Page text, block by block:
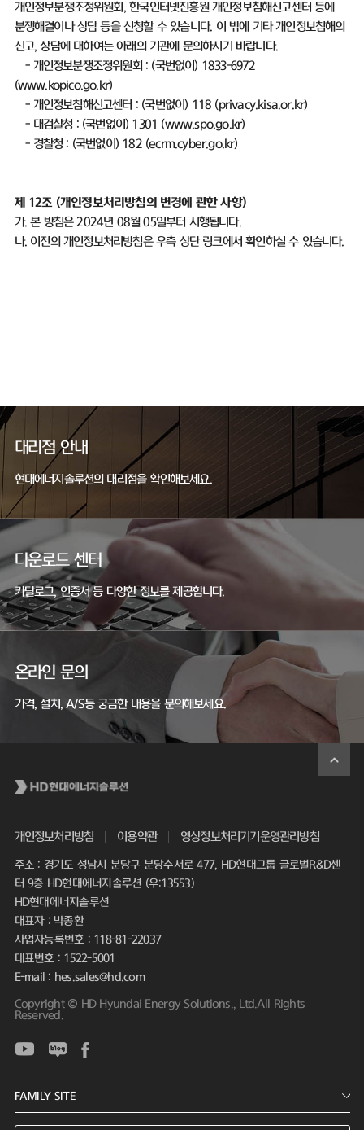
개인정보분쟁조정위원회 ,한국인터넷진흥원 개인정보침해신고센터 등에
분쟁해결이나 상담 등을 신청할 수 있습니다. 이 밖에 기타 개인정보침해의
신고,상담에 대하여는 아래의 기관에 문의하시기 바랍니다.
- 개인정보분쟁조정위원회 : (국번없이 ) 1833-6972
(www.kopico.go.kr)
- 개인정보침해신고센터 : (국번없이 ) 118 (privacy.kisa.or.kr)
- 대검찰청: (국번없이 ) 1301 (www.spo.go.kr)
- 경찰청: (국번없이 ) 182 (ecrm.cyber.go.kr)
제 12조 (개인정보처리방침의 변경에 관한 사항)
가.본 방침은2024년 08월05일부터 시행됩니다.
나. 이전의 개인정보처리방침은 우측 상단 링크에서 확인하실 수 있습니다.
대리점 안내
현대에너지솔루션의 대리점을 확인해보세요.
다운로드 센터
카탈로그, 인증서 등 다양한 정보를 제공합니다.
온라인 문의
가격, 설치, A/S등 궁금한 내용을 문의해보세요.
개인정보처리방침 이용약관 영상정보처리기기운영관리방침
주소 : 경기도 성남시 분당구 분당수서로 477, HD현대그룹 글로벌R&D센
터 9층 HD현대에너지솔루션 (우:13553)
HD현대에너지솔루션
대표자 : 박종환
사업자등록번호 : 118-81-22037
대표번호 : 1522-5001
E-mail : hes.sales@hd.com
Copyright © HD Hyundai Energy Solutions., Ltd.All Rights
Reserved.